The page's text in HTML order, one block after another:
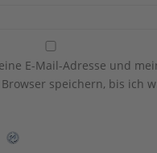
E-Mail-Adresse und
speichern, bis ich